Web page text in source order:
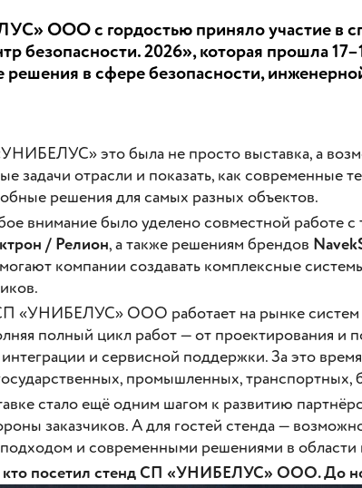
ООО с гордостью приняло участие в
безопасности. 2026», которая прошла
в сфере безопасности,
это была не просто выставка, а
задачи отрасли и показать, как современные
решения для самых разных объектов.
внимание было уделено совместной работе
/ Релион, а также решениям брендов
компании создавать комплексные
«УНИБЕЛУС» ООО работает на рынке систем
полный цикл работ — от проектирования и
и сервисной поддержки. За это
промышленных, транспортных,
стало ещё одним шагом к развитию
заказчиков. А для гостей стенда —
и современными решениями в области
кто посетил стенд СП «УНИБЕЛУС» ООО. До